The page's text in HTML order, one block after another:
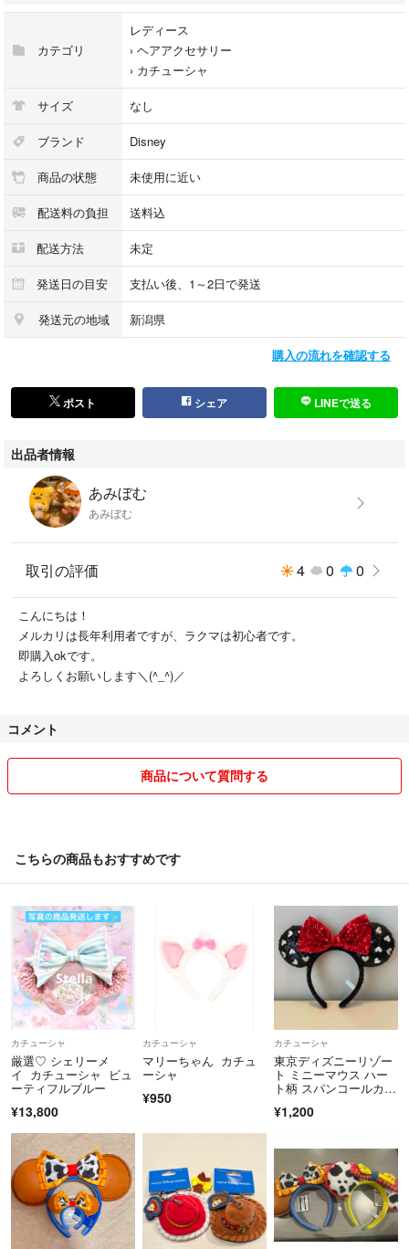
カテゴリ
レディース
› ヘアアクセサリー
› カチューシャ
サイズ なし
ブランド Disney
商品の状態 未使用に近い
配送料の負担 送料込
配送方法 未定
発送日の目安 支払い後、1～2日で発送
発送元の地域 新潟県
購入の流れを確認する
ポスト シェア LINEで送る
出品者情報
あみぼむ
あみぼむ
取引の評価 4 0 0
こんにちは！
メルカリは長年利用者ですが、ラクマは初心者です。
即購入okです。
よろしくお願いします＼(^_^)／
コメント
商品について質問する
こちらの商品もおすすめです
カチューシャ
厳選♡ シェリーメ
イ カチューシャ ビュ
ーティフルブルー
¥13,800
カチューシャ
マリーちゃん カチュ
ーシャ
¥950
カチューシャ
東京ディズニーリゾー
ト ミニーマウス ハー
ト柄 スパンコールカチ
¥1,200